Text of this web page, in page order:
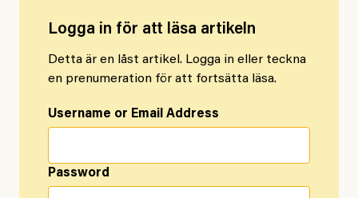
Logga in för att läsa artikeln
Detta är en låst artikel. Logga in eller teckna
en prenumeration för att fortsätta läsa.
Username or Email Address
Password